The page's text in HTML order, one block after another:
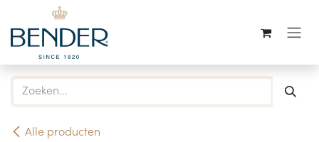
Overslaan naar inhoud
Alle producten